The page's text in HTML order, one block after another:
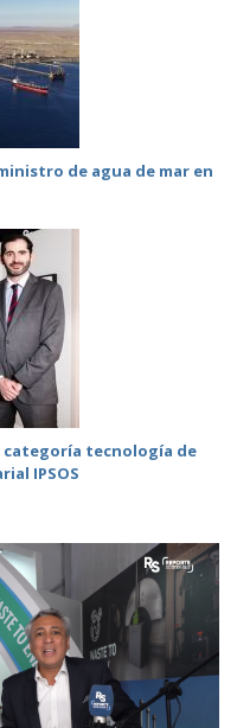
de agua de mar en
categoría tecnología de
IPSOS